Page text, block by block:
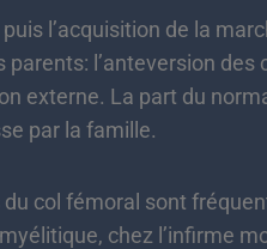
l’acquisition de la
parents: l’anteversion
externe. La part du
par la famille.
fémoral sont
chez l’infirme